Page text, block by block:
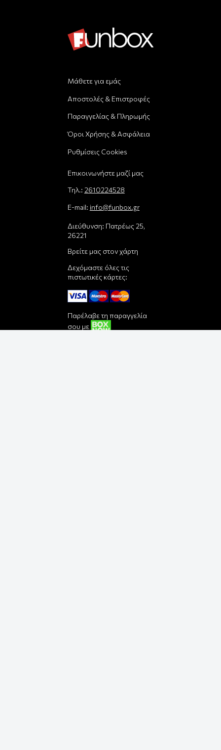
Μάθετε για εμάς
Αποστολές & Επιστροφές
Παραγγελίας & Πληρωμής
Όροι Χρήσης & Ασφάλεια
Ρυθμίσεις Cookies
Επικοινωνήστε μαζί μας
Τηλ.: 2610224528
E-mail: info@funbox.gr
Διεύθυνση: Πατρέως 25,
26221
Βρείτε μας στον χάρτη
Δεχόμαστε όλες τις
πιστωτικές κάρτες:
Παρέλαβε τη παραγγελία
σου με